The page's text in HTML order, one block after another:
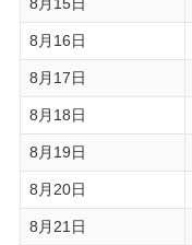
8月16日
8月17日
8月18日
8月19日
8月20日
8月21日